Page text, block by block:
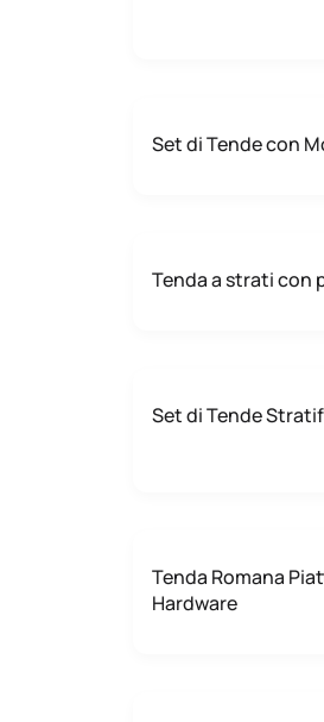
Set di Tende con
Tenda a strati con
Set di Tende
Tenda Romana
Hardware